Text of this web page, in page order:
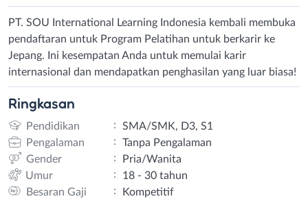
PT. SOU International Learning Indonesia kembali membuka
pendaftaran untuk Program Pelatihan untuk berkarir ke
Jepang. Ini kesempatan Anda untuk memulai karir
internasional dan mendapatkan penghasilan yang luar biasa!
Ringkasan
Pendidikan :
SMA/SMK, D3, S1
Pengalaman
:
Tanpa Pengalaman
Gender
:
Pria/Wanita
Umur
:
18 - 30 tahun
Besaran Gaji
:
Kompetitif